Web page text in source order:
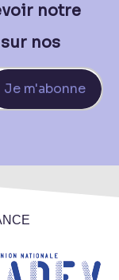
notre
nos
Je m'abonne